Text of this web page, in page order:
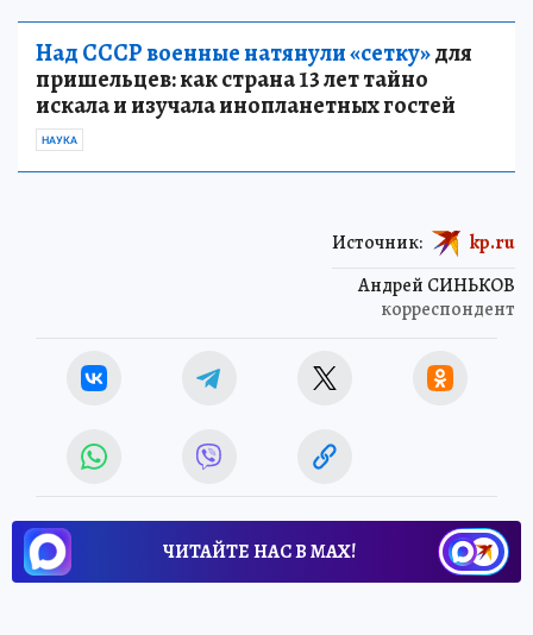
Над СССР военные натянули «сетку»для
пришельцев: как страна 13 лет тайно
искала и изучала инопланетных гостей
НАУКА
Андрей СИНЬКОВ
корреспондент
Источник: kp.ru
ЧИТАЙТЕ НАС В МАХ!